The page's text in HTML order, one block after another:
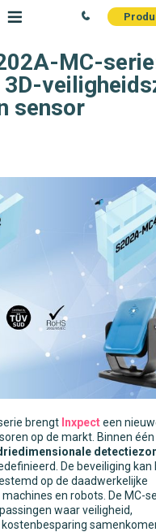
MC-
sensor
brengt Inxpecteen
op de markt. Binnen
De beveiliging kan
op de daadwerkelijke
en robots. De MC-
waar veiligheid,